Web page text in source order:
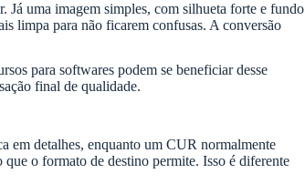
uma imagem simples, com silhueta forte e fundo
limpa para não ficarem confusas. A conversão
para softwares podem se beneficiar desse
final de qualidade.
em detalhes, enquanto um CUR normalmente
o formato de destino permite. Isso é diferente